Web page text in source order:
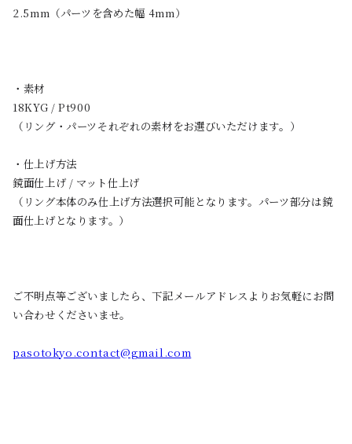
2.5mm（パーツを含めた幅 4mm）
・素材
18KYG / Pt900
（リング・パーツそれぞれの素材をお選びいただけます。）
・仕上げ方法
鏡面仕上げ / マット仕上げ
（リング本体のみ仕上げ方法選択可能となります。パーツ部分は鏡
面仕上げとなります。）
ご不明点等ございましたら、下記メールアドレスよりお気軽にお問
い合わせくださいませ。
pasotokyo.contact@gmail.com